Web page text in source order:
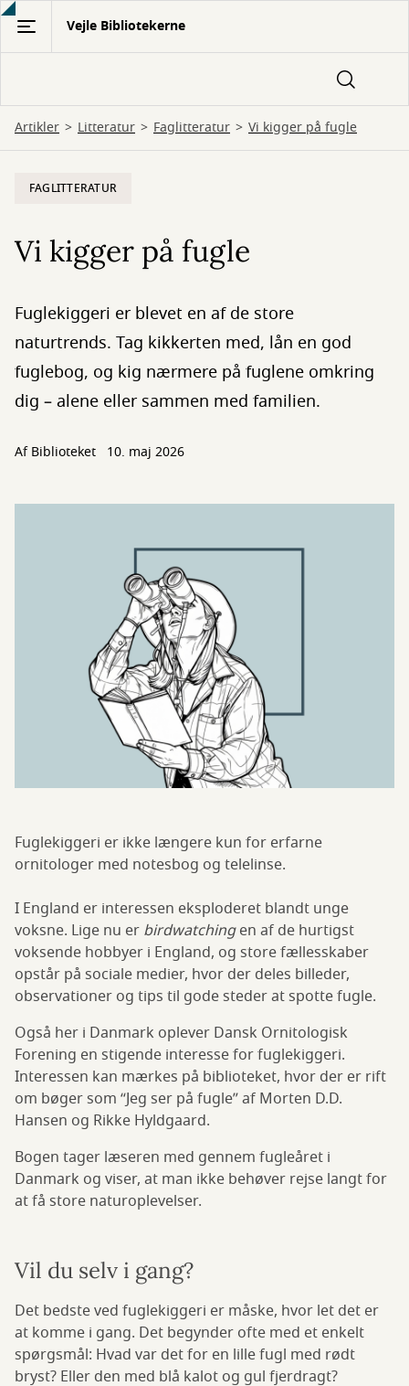
Gå
hovedindhold
Vejle Bibliotekerne
Artikler Litteratur Faglitteratur Vi kigger på fugle
FAGLITTERATUR
Vi kigger på fugle
Fuglekiggeri er blevet en af de store
naturtrends. Tag kikkerten med, lån en god
fuglebog, og kig nærmere på fuglene omkring
dig – alene eller sammen med familien.
Af Biblioteket 10. maj 2026
Fuglekiggeri er ikke længere kun for erfarne
ornitologer med notesbog og telelinse.
I England er interessen eksploderet blandt unge
voksne. Lige nu er birdwatchingen af de hurtigst
voksende hobbyer i England, og store fællesskaber
opstår på sociale medier, hvor der deles billeder,
observationer og tips til gode steder at spotte fugle.
Også her i Danmark oplever Dansk Ornitologisk
Forening en stigende interesse for fuglekiggeri.
Interessen kan mærkes på biblioteket, hvor der er rift
om bøger som “Jeg ser på fugle” af Morten D.D.
Hansen og Rikke Hyldgaard.
Bogen tager læseren med gennem fugleåret i
Danmark og viser, at man ikke behøver rejse langt for
at få store naturoplevelser.
Vil du selv i gang?
Det bedste ved fuglekiggeri er måske, hvor let det er
at komme i gang. Det begynder ofte med et enkelt
spørgsmål: Hvad var det for en lille fugl med rødt
bryst? Eller den med blå kalot og gul fjerdragt?